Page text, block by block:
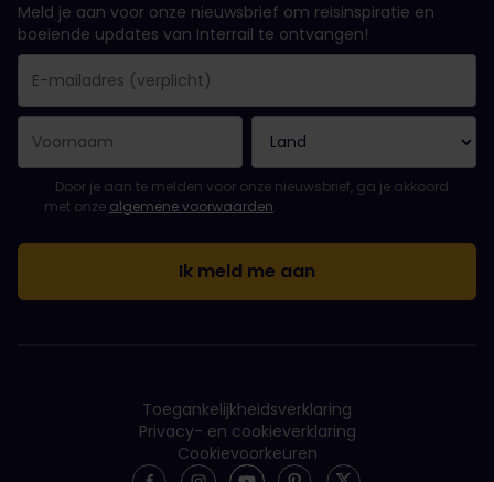
Meld je aan voor onze nieuwsbrief om reisinspiratie en
boeiende updates van Interrail te ontvangen!
Je inschrijving is gelukt..
E-mailadres is een verplicht veld!
E-mailadres is ongeldig!
Fout bij het abonneren op de nieuwsbrief. Probeer het later
Je hebt je al geabonneerd op deze nieuwsbrief!
Ga akkoord met de algemene voorwaarden om je in te
Door je aan te melden voor onze nieuwsbrief, ga je akkoord
met onze algemene voorwaarden.
Toegankelijkheidsverklaring
Privacy- en cookieverklaring
Cookievoorkeuren